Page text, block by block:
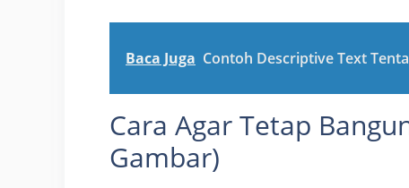
Baca Juga Contoh Descriptive Text
Cara Agar Tetap
Gambar)